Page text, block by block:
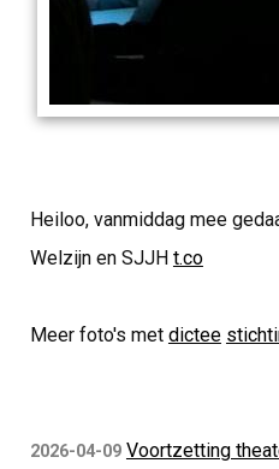
Heiloo, vanmiddag mee
Welzijn en SJJH t.co
Meer foto's met dictee
2026-04-09 Voortzetting